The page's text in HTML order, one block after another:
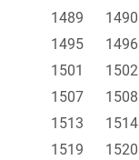
1489
1490
1495
1496
1501
1502
1507
1508
1513
1514
1519
1520